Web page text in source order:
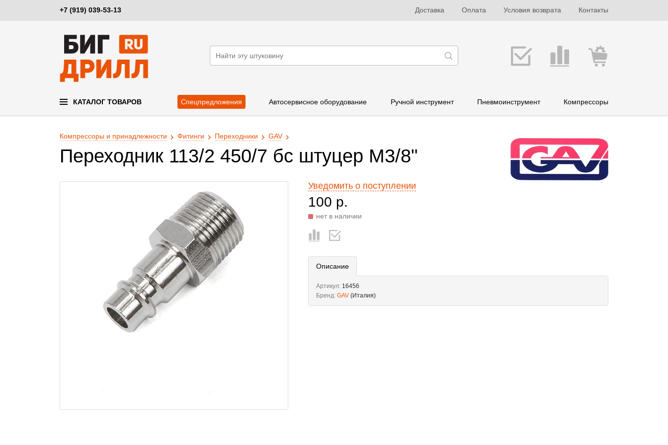
+7 (919) 039-53-13 Доставка Оплата Условия возврата Контакты
КАТАЛОГ ТОВАРОВ Спецпредложения Автосервисное оборудование Ручной инструмент Пневмоинструмент Компрессоры
Компрессоры и принадлежности Фитинги Переходники GAV
Переходник 113/2 450/7 бс штуцер М3/8"
Уведомить о поступлении
100 р.
нет в наличии
Описание
Артикул: 16456
Бренд: GAV (Италия)